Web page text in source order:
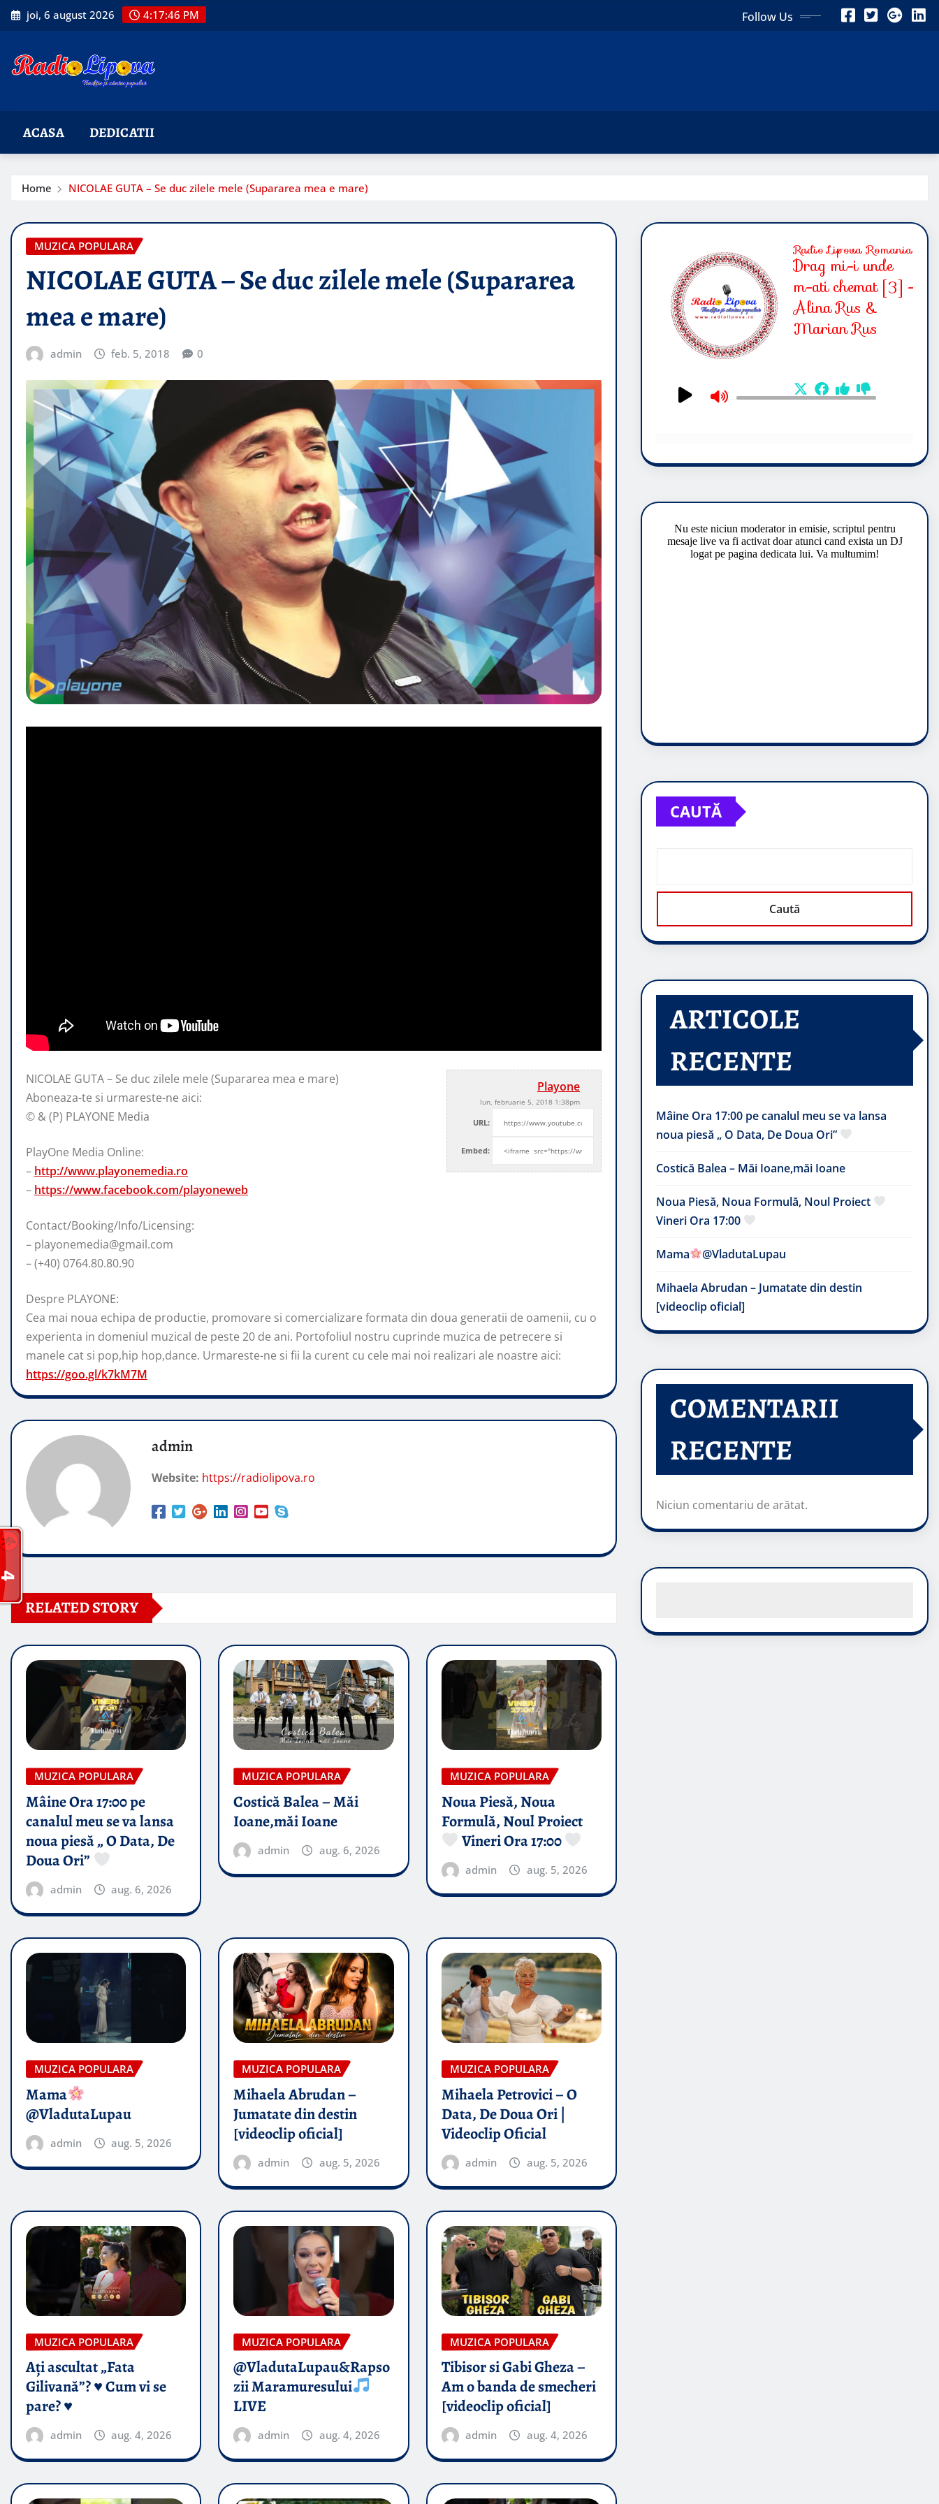
Skip
to
joi, 6 august 2026 4:17:47 PM Follow Us
ACASA DEDICATII
Home NICOLAE GUTA – Se duc zilele mele (Supararea mea e mare)
MUZICA POPULARA
NICOLAE GUTA – Se duc zilele mele (Supararea
mea e mare)
admin feb. 5, 2018 0
Playone
lun, februarie 5, 2018 1:38pm
URL:
Embed:
NICOLAE GUTA – Se duc zilele mele (Supararea mea e mare)
Aboneaza-te si urmareste-ne aici:
© & (P) PLAYONE Media
PlayOne Media Online:
– http://www.playonemedia.ro
– https://www.facebook.com/playoneweb
Contact/Booking/Info/Licensing:
– playonemedia@gmail.com
– (+40) 0764.80.80.90
Despre PLAYONE:
Cea mai noua echipa de productie, promovare si comercializare formata din doua generatii de oamenii, cu o
experienta in domeniul muzical de peste 20 de ani. Portofoliul nostru cuprinde muzica de petrecere si
manele cat si pop,hip hop,dance. Urmareste-ne si fii la curent cu cele mai noi realizari ale noastre aici:
https://goo.gl/k7kM7M
admin
Website: https://radiolipova.ro
RELATED STORY
MUZICA POPULARA
Mâine Ora 17:00 pe
canalul meu se va lansa
noua piesă „ O Data, De
Doua Ori”
admin aug. 6, 2026
MUZICA POPULARA
Costică Balea – Măi
Ioane,măi Ioane
admin aug. 6, 2026
MUZICA POPULARA
Noua Piesă, Noua
Formulă, Noul Proiect
Vineri Ora 17:00
admin aug. 5, 2026
MUZICA POPULARA
Mama
@VladutaLupau
admin aug. 5, 2026
MUZICA POPULARA
Mihaela Abrudan –
Jumatate din destin
[videoclip oficial]
admin aug. 5, 2026
MUZICA POPULARA
Mihaela Petrovici – O
Data, De Doua Ori |
Videoclip Oficial
admin aug. 5, 2026
MUZICA POPULARA
Ați ascultat „Fata
Gilivană”? ♥️ Cum vi se
pare? ♥️
admin aug. 4, 2026
MUZICA POPULARA
@VladutaLupau&Rapso
zii Maramuresului
LIVE
admin aug. 4, 2026
MUZICA POPULARA
Tibisor si Gabi Gheza –
Am o banda de smecheri
[videoclip oficial]
admin aug. 4, 2026
CAUTĂ
Caută
ARTICOLE
RECENTE
Mâine Ora 17:00 pe canalul meu se va lansa
noua piesă „ O Data, De Doua Ori”
Costică Balea – Măi Ioane,măi Ioane
Noua Piesă, Noua Formulă, Noul Proiect
Vineri Ora 17:00
Mama @VladutaLupau
Mihaela Abrudan – Jumatate din destin
[videoclip oficial]
COMENTARII
RECENTE
Niciun comentariu de arătat.